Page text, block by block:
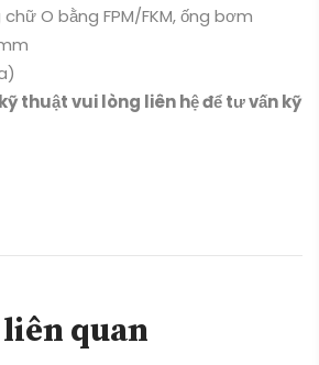
O bằng FPM/FKM, ống bơm
thuật vui lòng liên hệ để tư vấn kỹ
quan